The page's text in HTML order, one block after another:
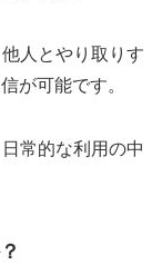
人とやり取りす
が可能です。
常的な利用の中